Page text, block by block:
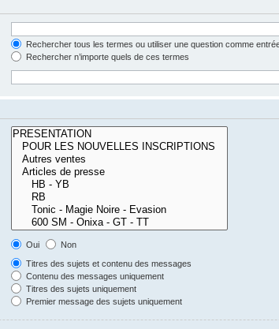
Rechercher tous les termes ou utiliser une question comme
Rechercher n’importe quels de ces termes
Oui
Non
Titres des sujets et contenu des messages
Contenu des messages uniquement
Titres des sujets uniquement
Premier message des sujets uniquement